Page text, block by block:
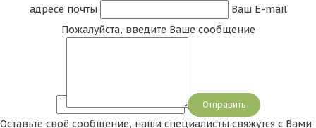
адресе почты
Ваш E-mail
Пожалуйста, введите Ваше сообщение
Сообщение
Оставьте своё сообщение, наши специалисты свяжутся с Вами